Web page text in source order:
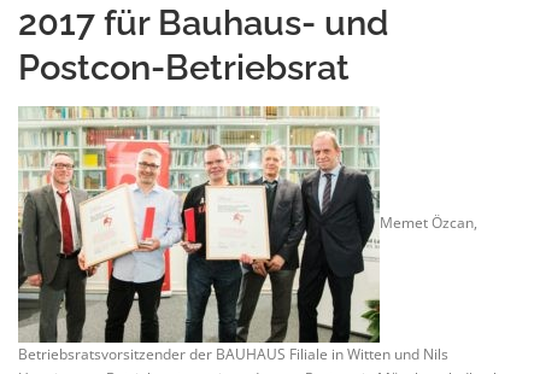
ÜBER UNS NEWS PUBLIKATIONEN
SPENDEN LINKS
2017 für Bauhaus- und
Postcon-Betriebsrat
Memet Özcan,
Betriebsratsvorsitzender der BAUHAUS Filiale in Witten und Nils